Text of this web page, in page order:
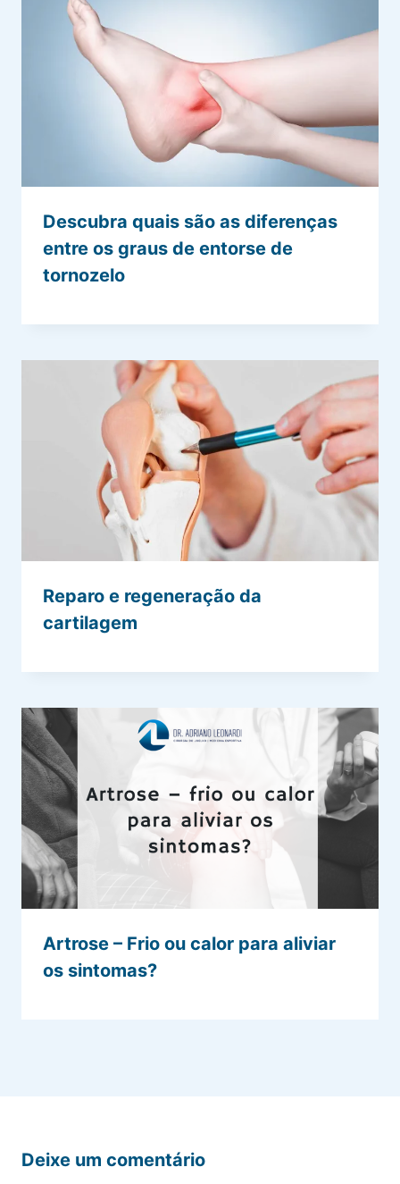
Descubra quais são as diferenças
entre os graus de entorse de
tornozelo
Reparo e regeneração da
cartilagem
Artrose – Frio ou calor para aliviar
os sintomas?
Deixe um comentário